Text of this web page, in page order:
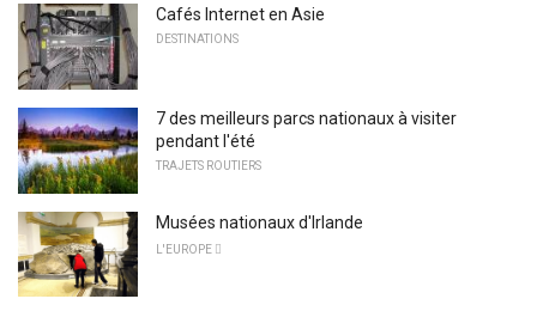
Cafés Internet en Asie
DESTINATIONS
7 des meilleurs parcs nationaux à visiter
pendant l'été
TRAJETS ROUTIERS
Musées nationaux d'Irlande
L'EUROPE 